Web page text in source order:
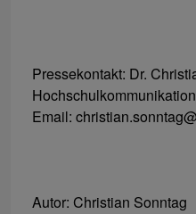
Pressekontakt: Dr.
Email:
Autor: Christian Sonntag